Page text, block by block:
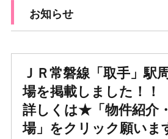
お知らせ
ＪＲ常磐線「取手」
場を掲載しました！！
詳しくは★「物件紹介
場」をクリック願いま